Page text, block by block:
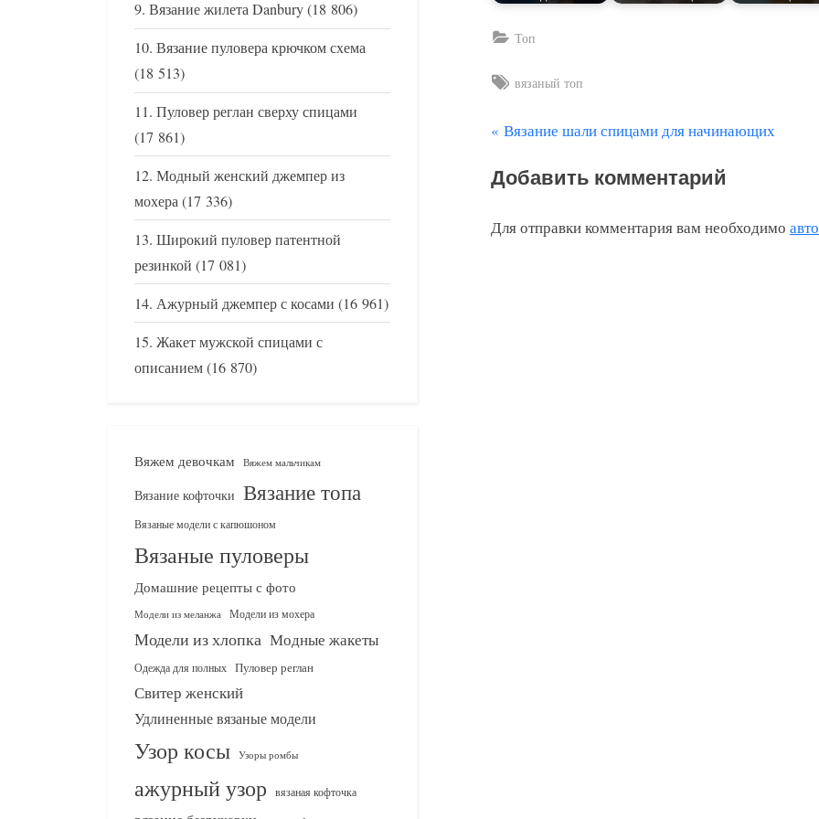
Топ
Tags:
вязаный топ
Навигация
по
записям
П
е
ы
Вязание шали спицами для начинающих
Добавить комментарий
Для отправки комментария вам необходимо
Вязание жилета Danbury(18 806)
Вязание пуловера крючком схема
(18 513)
Пуловер реглан сверху спицами
(17 861)
Модный женский джемпер из
мохера(17 336)
Широкий пуловер патентной
резинкой (17 081)
Ажурный джемпер с косами (16 961)
Жакет мужской спицами с
описанием(16 870)
Вяжем девочкам Вяжем мальчикам
Вязание кофточки Вязание топа
Вязаные модели с капюшоном
Вязаные пуловеры
Домашние рецепты с фото
Модели из меланжа Модели из мохера
Модели из хлопка Модные жакеты
Одежда для полных Пуловер реглан
Свитер женский
Удлиненные вязаные модели
Узор косы Узоры ромбы
ажурный узор вязаная кофточка